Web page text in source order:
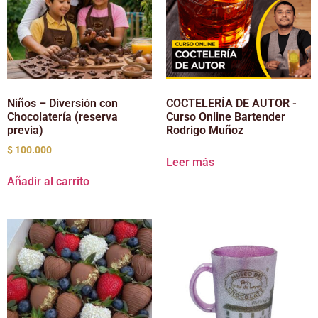
Niños – Diversión con
Chocolatería (reserva
previa)
$ 100.000
Añadir al carrito
COCTELERÍA DE AUTOR -
Curso Online Bartender
Rodrigo Muñoz
Leer más